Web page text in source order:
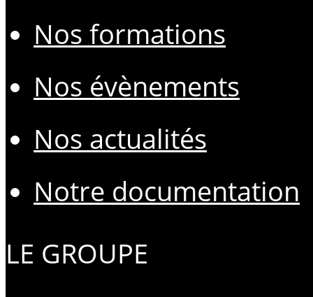
Nos formations
Nos évènements
Nos actualités
Notre documentation
LE GROUPE